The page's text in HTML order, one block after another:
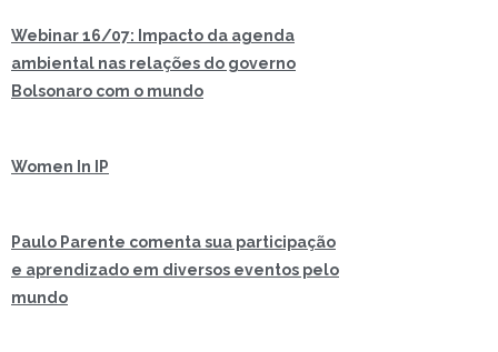
Webinar 16/07: Impacto da agenda
ambiental nas relações do governo
Bolsonaro com o mundo
Women In IP
Paulo Parente comenta sua participação
e aprendizado em diversos eventos pelo
mundo